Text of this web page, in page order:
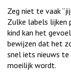
Zeg niet te vaak
Zulke labels lijken
kind kan het
bewijzen dat het
snel iets nieuws
moeilijk wordt.